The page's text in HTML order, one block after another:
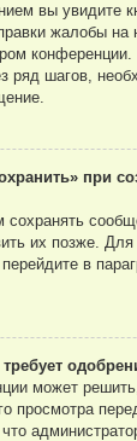
вы увидите
жалобы на
ряд шагов,
при
сохранять
их позже. Для
в
может
просмотра